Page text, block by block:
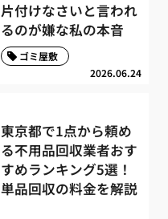
片付けなさいと言われ
るのが嫌な私の本音
2026.06.24
ゴミ屋敷
東京都で1点から頼め
る不用品回収業者おす
すめランキング5選！
単品回収の料金を解説